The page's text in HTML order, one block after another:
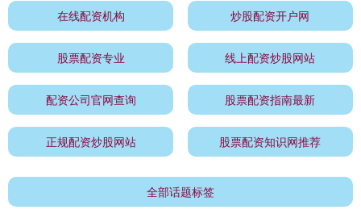
在线配资机构 炒股配资开户网
股票配资专业 线上配资炒股网站
配资公司官网查询 股票配资指南最新
正规配资炒股网站 股票配资知识网推荐
全部话题标签